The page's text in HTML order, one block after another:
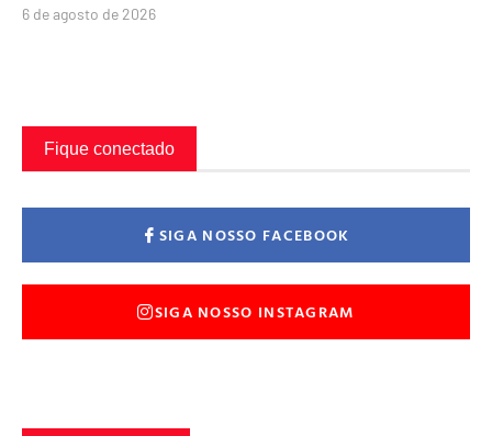
6 de agosto de 2026
Fique conectado
SIGA NOSSO FACEBOOK
SIGA NOSSO INSTAGRAM